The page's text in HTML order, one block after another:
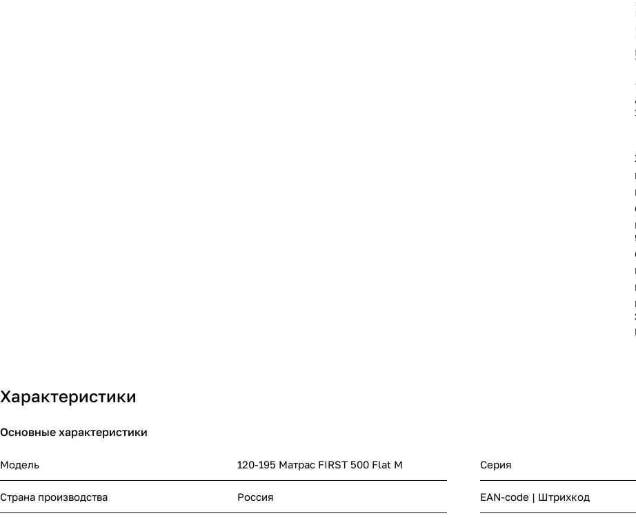
Характеристики
Основные характеристики
Модель 120-195 Матрас FIRST 500 Flat M Серия
Страна производства Россия EAN-code | Штрихкод